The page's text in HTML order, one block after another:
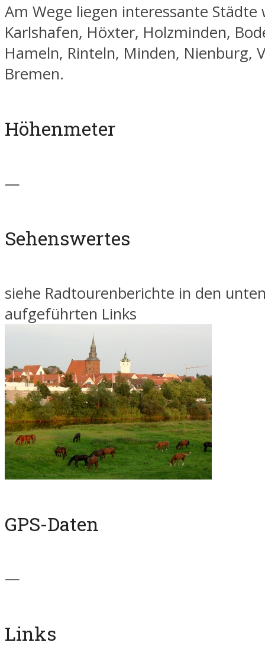
Am Wege liegen interessante Städte
Karlshafen, Höxter, Holzminden,
Hameln, Rinteln, Minden, Nienburg,
Bremen.
Höhenmeter
—
Sehenswertes
siehe Radtourenberichte in den
aufgeführten Links
GPS-Daten
—
Links